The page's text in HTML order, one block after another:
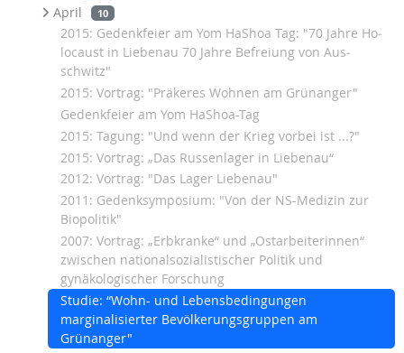
April 10
2015: Gedenkfeier am Yom HaShoa Tag: "70 Jah­re Ho­
lo­caust in Lie­benau 70 Jah­re Be­f­rei­ung von Aus­
schwitz"
2015: Vortrag: "Präkeres Wohnen am Grünanger"
Gedenkfeier am Yom HaShoa-Tag
2015: Tagung: "Und wenn der Krieg vorbei ist ...?"
2015: Vortrag: „Das Russenlager in Liebenau“
2012: Vortrag: "Das Lager Liebenau"
2011: Gedenksymposium: "Von der NS-Medizin zur
Biopolitik"
2007: Vortrag: „Erbkranke“ und „Ostarbeiterinnen“
zwischen nationalsozialistischer Politik und
gynäkologischer Forschung
Studie: “Wohn- und Lebensbedingungen
marginalisierter Bevölkerungsgruppen am
Grünanger"